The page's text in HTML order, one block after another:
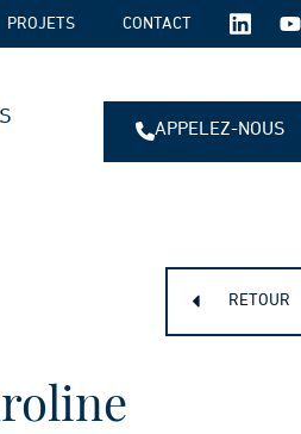
PROJETS CONTACT
SUIVEZ-
NOUS
APPELEZ-NOUS
RETOUR